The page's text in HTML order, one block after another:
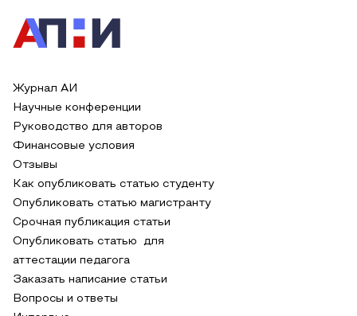
Журнал АИ
Научные конференции
Руководство для авторов
Финансовые условия
Отзывы
Как опубликовать статью студенту
Опубликовать статью магистранту
Срочная публикация статьи
Опубликовать статью для
аттестации педагога
Заказать написание статьи
Вопросы и ответы